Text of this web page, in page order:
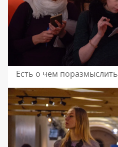
Есть о чем поразмыслить